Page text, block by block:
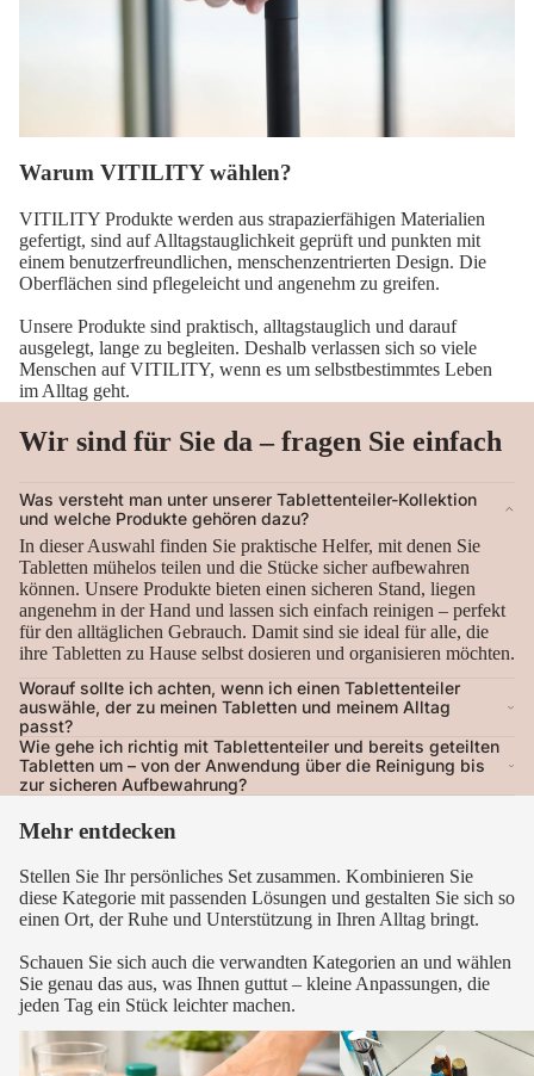
Warum VITILITY wählen?
VITILITY Produkte werden aus strapazierfähigen Materialien
gefertigt, sind auf Alltagstauglichkeit geprüft und punkten mit
einem benutzerfreundlichen, menschenzentrierten Design. Die
Oberflächen sind pflegeleicht und angenehm zu greifen.
Unsere Produkte sind praktisch, alltagstauglich und darauf
ausgelegt, lange zu begleiten. Deshalb verlassen sich so viele
Menschen auf VITILITY, wenn es um selbstbestimmtes Leben
im Alltag geht.
Wir sind für Sie da – fragen Sie einfach
Was versteht man unter unserer Tablettenteiler-Kollektion
und welche Produkte gehören dazu?
In dieser Auswahl finden Sie praktische Helfer, mit denen Sie
Tabletten mühelos teilen und die Stücke sicher aufbewahren
können. Unsere Produkte bieten einen sicheren Stand, liegen
angenehm in der Hand und lassen sich einfach reinigen – perfekt
für den alltäglichen Gebrauch. Damit sind sie ideal für alle, die
ihre Tabletten zu Hause selbst dosieren und organisieren möchten.
Worauf sollte ich achten, wenn ich einen Tablettenteiler
auswähle, der zu meinen Tabletten und meinem Alltag
passt?
Wie gehe ich richtig mit Tablettenteiler und bereits geteilten
Tabletten um – von der Anwendung über die Reinigung bis
zur sicheren Aufbewahrung?
Mehr entdecken
Stellen Sie Ihr persönliches Set zusammen. Kombinieren Sie
diese Kategorie mit passenden Lösungen und gestalten Sie sich so
einen Ort, der Ruhe und Unterstützung in Ihren Alltag bringt.
Schauen Sie sich auch die verwandten Kategorien an und wählen
Sie genau das aus, was Ihnen guttut – kleine Anpassungen, die
jeden Tag ein Stück leichter machen.
Tablettenhelfer
Tablettenschachteln &